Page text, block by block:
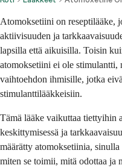
Atomoksetiini on reseptilääke,
aktiivisuuden ja
lapsilla että aikuisilla. Toisin
atomoksetiini ei ole stimulantti,
vaihtoehdon ihmisille, jotka
stimulanttilääkkeisiin.
Tämä lääke vaikuttaa tiettyihin
keskittymisessä ja
määrätty atomoksetiinia,
miten se toimii, mitä odottaa ja